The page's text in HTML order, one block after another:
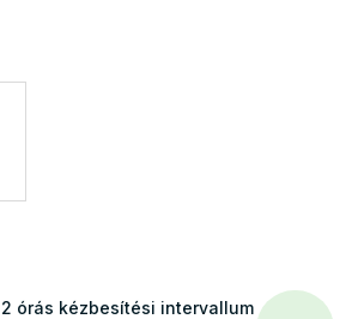
2 órás kézbesítési intervallum